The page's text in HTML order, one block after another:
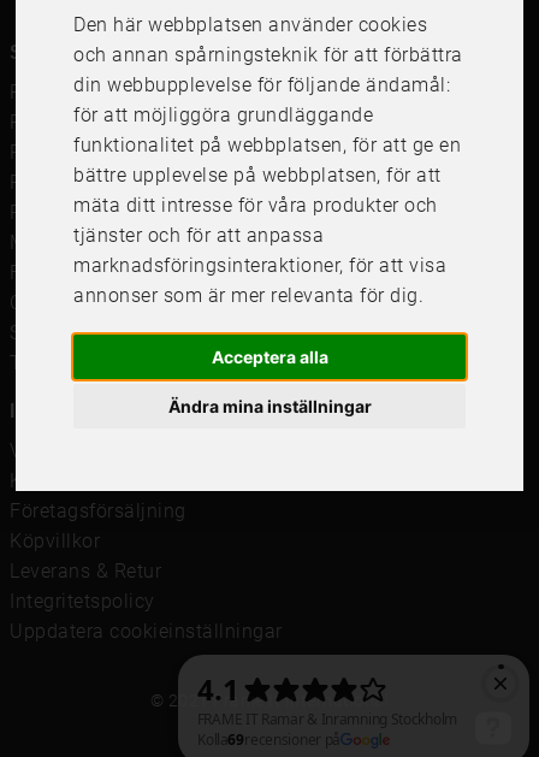
Den här webbplatsen använder cookies
och annan spårningsteknik för att förbättra
din webbupplevelse för följande ändamål:
för att möjliggöra grundläggande
funktionalitet på webbplatsen, för att ge en
bättre upplevelse på webbplatsen,för att
mäta ditt intresse för våra produkter och
tjänster och för att anpassa
marknadsföringsinteraktioner,för att visa
annonser som är mer relevanta för dig.
Acceptera alla
Ändra mina inställningar
Snabblänkar
Ramar
Ramar till Samsung The Frame
Ramverkstad & inramning
Passepartout
Posters
Måttbeställd passepartout
Framkalla bilder
Canvastavla
Studentskylt och studentplakat
Tavelkrok
Våra butiker
Kundservice
Företagsförsäljning
Köpvillkor
Leverans & Retur
Integritetspolicy
Uppdatera cookieinställningar
© 2021 Frame It International